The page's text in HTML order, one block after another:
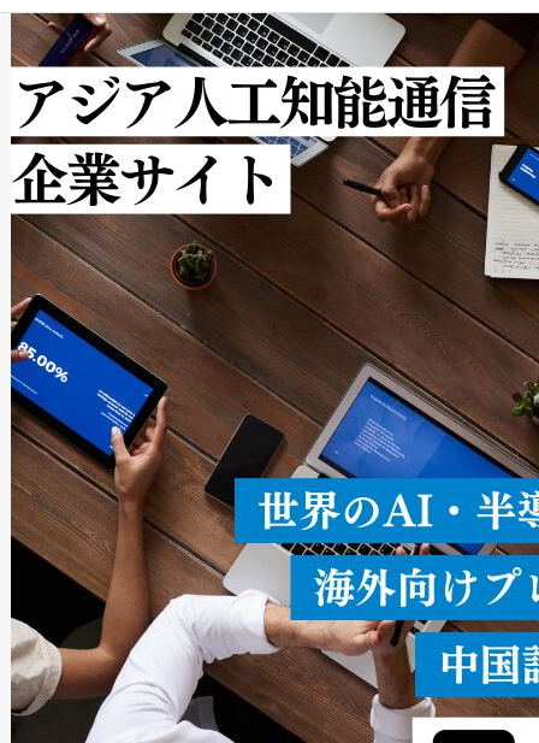
クルの各段階のデータを監視
[…]
で向上し、最大検知距離は
ットだけで最大1キロメート
ルの変電所周囲を監視でき、
作業と点群処理を簡素化でき
Avia 2は、2種類のFOVオプシ
× 80°のノーマルモード、長
ードを切り替えて使用するこ
ることなく、単一のデバイス
うにします。遠距離まで届く
密度なスキャ […]